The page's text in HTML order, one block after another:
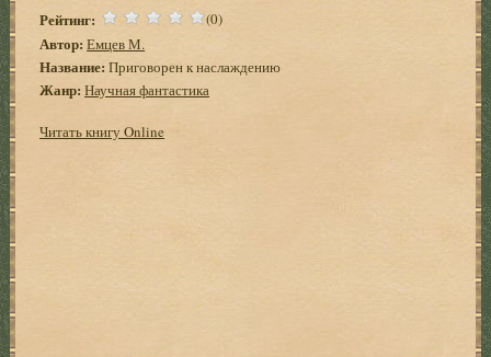
Рейтинг: (0)
Автор: Емцев М.
Название: Приговорен к наслаждению
Жанр: Научная фантастика
Читать книгу Online